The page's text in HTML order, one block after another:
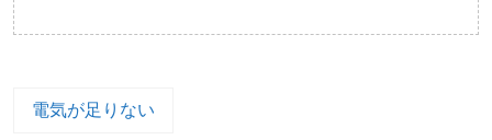
電気が足りない